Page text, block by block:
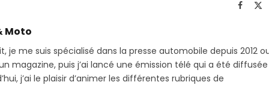
Moto
je me suis spécialisé dans la presse automobile depuis 2012
magazine, puis j’ai lancé une émission télé qui a été diffusée
j’ai le plaisir d’animer les différentes rubriques de